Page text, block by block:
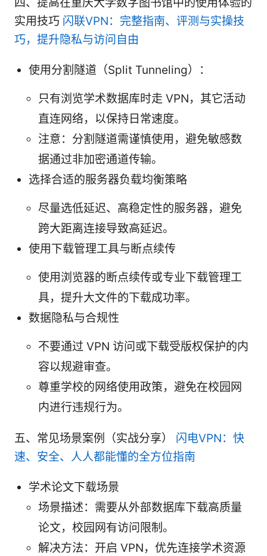
四、提高在重庆大学数字图书馆中的使用体验的
实用技巧 闪联VPN：完整指南、评测与实操技
巧，提升隐私与访问自由
使用分割隧道（Split Tunneling）：
只有浏览学术数据库时走 VPN，其它活动
直连网络，以保持日常速度。
注意：分割隧道需谨慎使用，避免敏感数
据通过非加密通道传输。
选择合适的服务器负载均衡策略
尽量选低延迟、高稳定性的服务器，避免
跨大距离连接导致高延迟。
使用下载管理工具与断点续传
使用浏览器的断点续传或专业下载管理工
具，提升大文件的下载成功率。
数据隐私与合规性
不要通过 VPN 访问或下载受版权保护的内
容以规避审查。
尊重学校的网络使用政策，避免在校园网
内进行违规行为。
五、常见场景案例（实战分享） 闪电VPN：快
速、安全、人人都能懂的全方位指南
学术论文下载场景
场景描述：需要从外部数据库下载高质量
论文，校园网有访问限制。
解决方法：开启 VPN，优先连接学术资源